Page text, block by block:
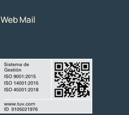
Web Mail